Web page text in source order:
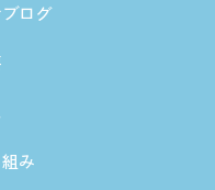
ログ
み